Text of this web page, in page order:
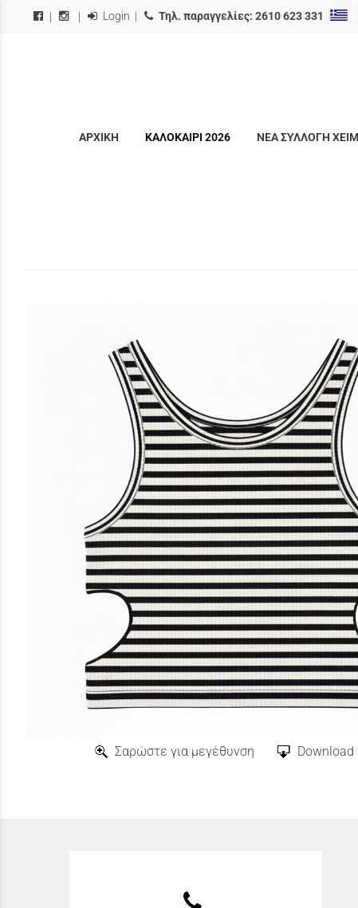
Login | Τηλ. παραγγελίες: 2610 623 331
ΑΡΧΙΚΗ ΚΑΛΟΚΑΙΡΙ 2026 ΝΕΑ ΣΥΛΛΟΓΗ
Σαρώστε για μεγέθυνση Download